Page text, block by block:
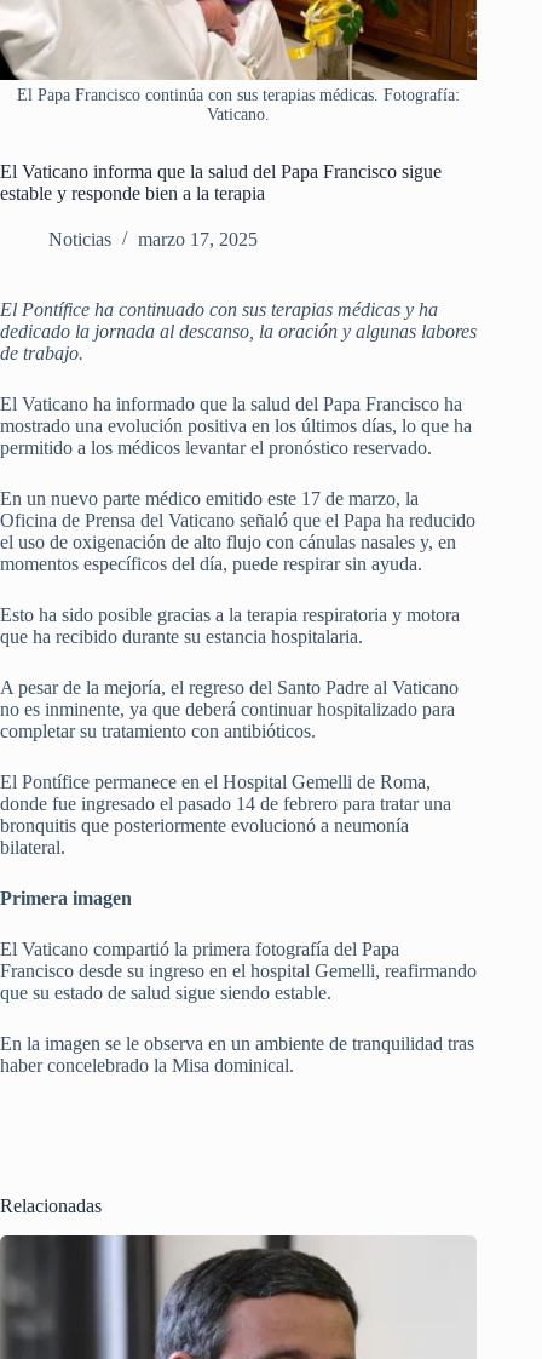
El Papa Francisco continúa con sus terapias médicas. Fotografía:
Vaticano.
El Vaticano informa que la salud del Papa Francisco sigue
estable y responde bien a la terapia
Noticias marzo 17, 2025
El Pontífice ha continuado con sus terapias médicas y ha
dedicado la jornada al descanso, la oración y algunas labores
de trabajo.
El Vaticano ha informado que la salud del Papa Francisco ha
mostrado una evolución positiva en los últimos días, lo que ha
permitido a los médicos levantar el pronóstico reservado.
En un nuevo parte médico emitido este 17 de marzo, la
Oficina de Prensa del Vaticano señaló que el Papa ha reducido
el uso de oxigenación de alto flujo con cánulas nasales y, en
momentos específicos del día, puede respirar sin ayuda.
Esto ha sido posible gracias a la terapia respiratoria y motora
que ha recibido durante su estancia hospitalaria.
A pesar de la mejoría, el regreso del Santo Padre al Vaticano
no es inminente, ya que deberá continuar hospitalizado para
completar su tratamiento con antibióticos.
El Pontífice permanece en el Hospital Gemelli de Roma,
donde fue ingresado el pasado 14 de febrero para tratar una
bronquitis que posteriormente evolucionó a neumonía
bilateral.
Primera imagen
El Vaticano compartió la primera fotografía del Papa
Francisco desde su ingreso en el hospital Gemelli, reafirmando
que su estado de salud sigue siendo estable.
En la imagen se le observa en un ambiente de tranquilidad tras
haber concelebrado la Misa dominical.
Relacionadas